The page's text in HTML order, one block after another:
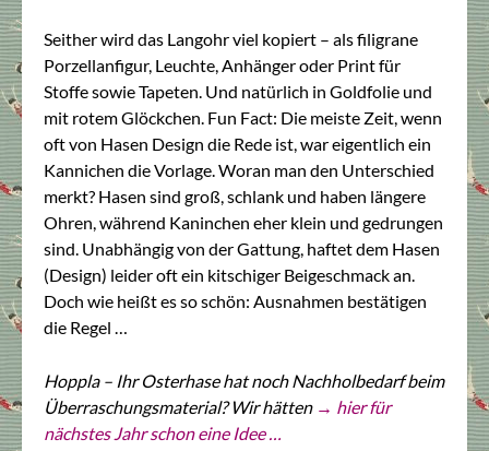
Seither wird das Langohr viel kopiert – als filigrane
Porzellanfigur, Leuchte, Anhänger oder Print für
Stoffe sowie Tapeten. Und natürlich in Goldfolie und
mit rotem Glöckchen. Fun Fact: Die meiste Zeit, wenn
oft von Hasen Design die Rede ist, war eigentlich ein
Kannichen die Vorlage. Woran man den Unterschied
merkt? Hasen sind groß, schlank und haben längere
Ohren, während Kaninchen eher klein und gedrungen
sind. Unabhängig von der Gattung, haftet dem Hasen
(Design) leider oft ein kitschiger Beigeschmack an.
Doch wie heißt es so schön: Ausnahmen bestätigen
die Regel …
Hoppla – Ihr Osterhase hat noch Nachholbedarf beim
Überraschungsmaterial? Wir hätten → hier für
nächstes Jahr schon eine Idee …